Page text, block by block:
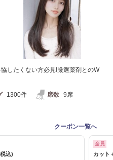
したくない方必見!厳選薬剤とのW
1300件 席数 9席
クーポン一覧へ
込)
全員
カット